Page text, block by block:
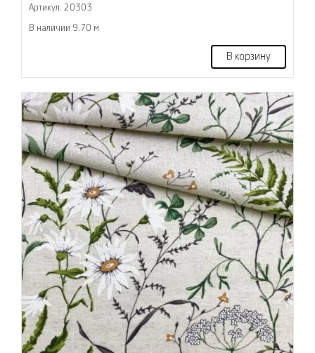
Артикул: 20303
В наличии 9.70 м
В корзину